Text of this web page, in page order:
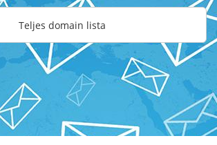
Teljes domain lista